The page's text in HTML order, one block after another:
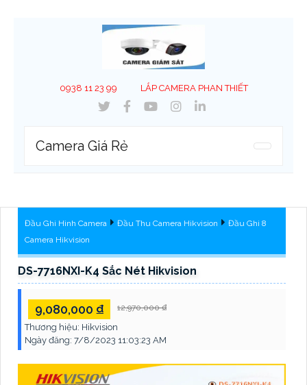
0938 11 23 99 LẮP CAMERA PHAN THIẾT
Camera Giá Rẻ
Đầu Ghi Hình Camera Đầu Thu Camera Hikvision
Đầu Ghi 8
Camera Hikvision
DS-7716NXI-K4 Sắc Nét Hikvision
9,080,000 ₫ 12,970,000 ₫
Thương hiệu: Hikvision
Ngày đăng: 7/8/2023 11:03:23 AM